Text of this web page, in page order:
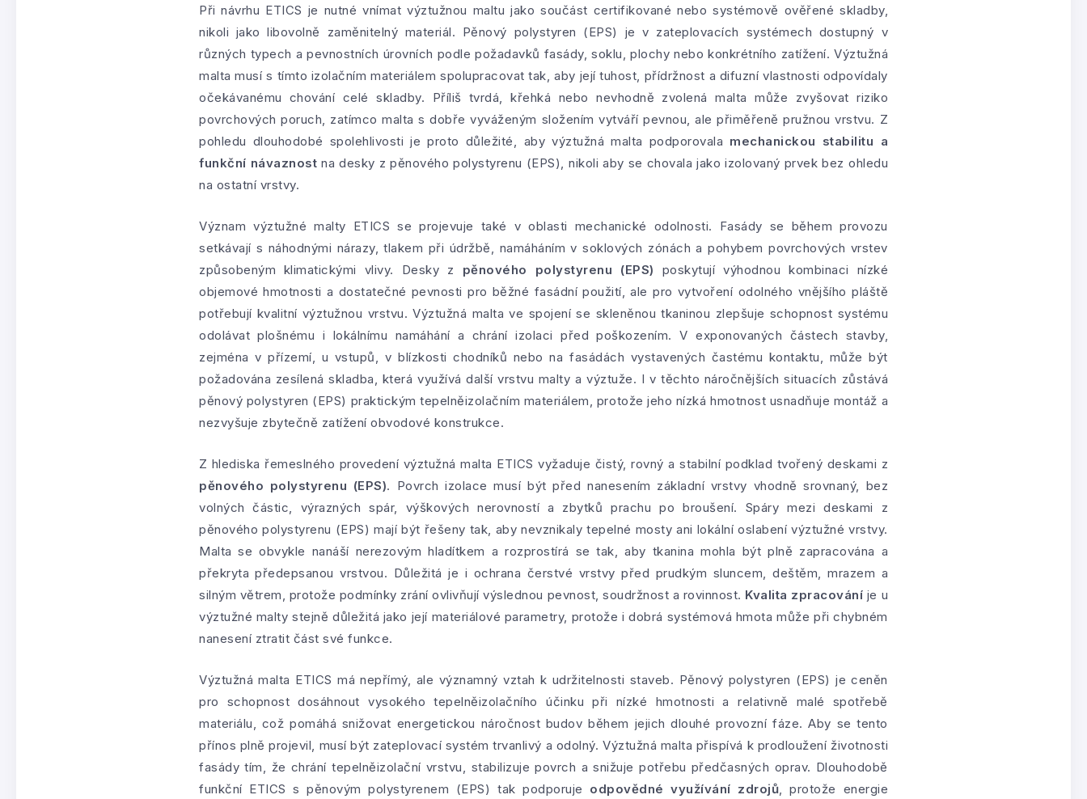
Při návrhu ETICS je nutné vnímat výztužnou maltu jako součást certifikované nebo systémově ověřené skladby,
nikoli jako libovolně zaměnitelný materiál. Pěnový polystyren (EPS) je v zateplovacích systémech dostupný v
různých typech a pevnostních úrovních podle požadavků fasády, soklu, plochy nebo konkrétního zatížení. Výztužná
malta musí s tímto izolačním materiálem spolupracovat tak, aby její tuhost, přídržnost a difuzní vlastnosti odpovídaly
očekávanému chování celé skladby. Příliš tvrdá, křehká nebo nevhodně zvolená malta může zvyšovat riziko
povrchových poruch, zatímco malta s dobře vyváženým složením vytváří pevnou, ale přiměřeně pružnou vrstvu. Z
pohledu dlouhodobé spolehlivosti je proto důležité, aby výztužná malta podporovala mechanickou stabilitu a
funkční návaznost na desky z pěnového polystyrenu (EPS), nikoli aby se chovala jako izolovaný prvek bez ohledu
na ostatní vrstvy.
Význam výztužné malty ETICS se projevuje také v oblasti mechanické odolnosti. Fasády se během provozu
setkávají s náhodnými nárazy, tlakem při údržbě, namáháním v soklových zónách a pohybem povrchových vrstev
způsobeným klimatickými vlivy. Desky z pěnového polystyrenu (EPS) poskytují výhodnou kombinaci nízké
objemové hmotnosti a dostatečné pevnosti pro běžné fasádní použití, ale pro vytvoření odolného vnějšího pláště
potřebují kvalitní výztužnou vrstvu. Výztužná malta ve spojení se skleněnou tkaninou zlepšuje schopnost systému
odolávat plošnému i lokálnímu namáhání a chrání izolaci před poškozením. V exponovaných částech stavby,
zejména v přízemí, u vstupů, v blízkosti chodníků nebo na fasádách vystavených častému kontaktu, může být
požadována zesílená skladba, která využívá další vrstvu malty a výztuže. I v těchto náročnějších situacích zůstává
pěnový polystyren (EPS) praktickým tepelněizolačním materiálem, protože jeho nízká hmotnost usnadňuje montáž a
nezvyšuje zbytečně zatížení obvodové konstrukce.
Z hlediska řemeslného provedení výztužná malta ETICS vyžaduje čistý, rovný a stabilní podklad tvořený deskami z
pěnového polystyrenu (EPS). Povrch izolace musí být před nanesením základní vrstvy vhodně srovnaný, bez
volných částic, výrazných spár, výškových nerovností a zbytků prachu po broušení. Spáry mezi deskami z
pěnového polystyrenu (EPS) mají být řešeny tak, aby nevznikaly tepelné mosty ani lokální oslabení výztužné vrstvy.
Malta se obvykle nanáší nerezovým hladítkem a rozprostírá se tak, aby tkanina mohla být plně zapracována a
překryta předepsanou vrstvou. Důležitá je i ochrana čerstvé vrstvy před prudkým sluncem, deštěm, mrazem a
silným větrem, protože podmínky zrání ovlivňují výslednou pevnost, soudržnost a rovinnost. Kvalita zpracování je u
výztužné malty stejně důležitá jako její materiálové parametry, protože i dobrá systémová hmota může při chybném
nanesení ztratit část své funkce.
Výztužná malta ETICS má nepřímý, ale významný vztah k udržitelnosti staveb. Pěnový polystyren (EPS) je ceněn
pro schopnost dosáhnout vysokého tepelněizolačního účinku při nízké hmotnosti a relativně malé spotřebě
materiálu, což pomáhá snižovat energetickou náročnost budov během jejich dlouhé provozní fáze. Aby se tento
přínos plně projevil, musí být zateplovací systém trvanlivý a odolný. Výztužná malta přispívá k prodloužení životnosti
fasády tím, že chrání tepelněizolační vrstvu, stabilizuje povrch a snižuje potřebu předčasných oprav. Dlouhodobě
funkční ETICS s pěnovým polystyrenem (EPS) tak podporuje odpovědné využívání zdrojů, protože energie